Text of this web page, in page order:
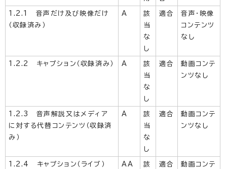
1.2.1 音声だけ及び映像だけ
（収録済み）
A
該
当
な
し
適合
音声・映像
コンテンツ
なし
1.2.2 キャプション（収録済み） A
該
当
な
し
適合
動画コンテ
ンツなし
1.2.3 音声解説又はメディア
に対する代替コンテンツ（収録済
み）
A
該
当
な
し
適合
動画コンテ
ンツなし
1.2.4 キャプション（ライブ） AA
該
適合
動画コンテ